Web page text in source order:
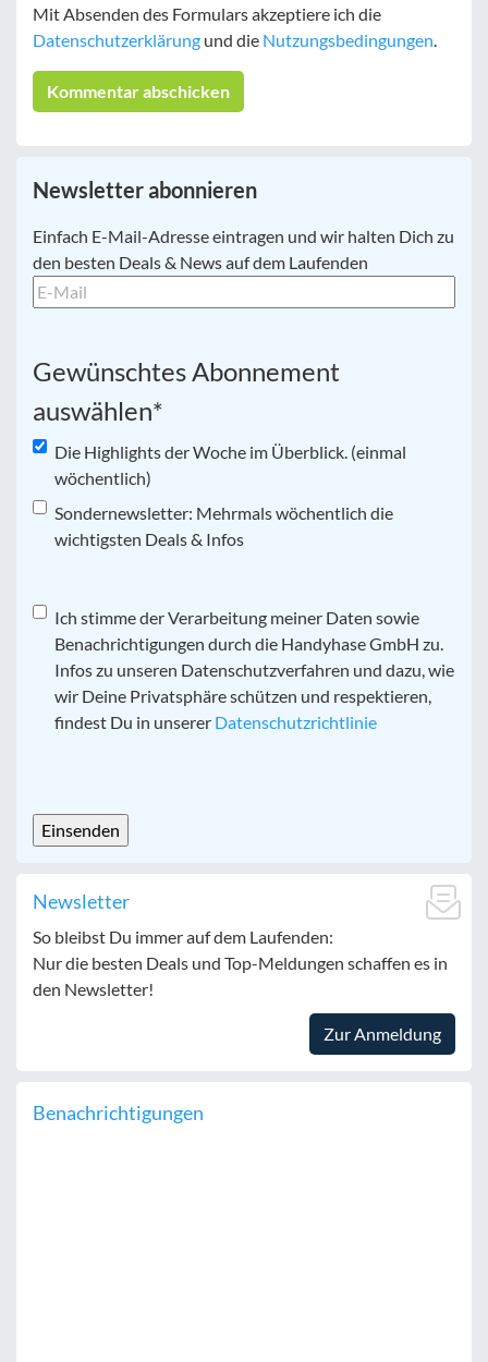
Mit Absenden des Formulars akzeptiere ich die
Datenschutzerklärung und die Nutzungsbedingungen.
Newsletter abonnieren
E-
Mail *
Einfach E-Mail-Adresse eintragen und wir halten Dich zu
den besten Deals & News auf dem Laufenden
Gewünschtes Abonnement
auswählen*
Die Highlights der Woche im Überblick. (einmal
wöchentlich)
Sondernewsletter: Mehrmals wöchentlich die
wichtigsten Deals & Infos
Datenschutz*
Ich stimme der Verarbeitung meiner Daten sowie
Benachrichtigungen durch die Handyhase GmbH zu.
Infos zu unseren Datenschutzverfahren und dazu, wie
wir Deine Privatsphäre schützen und respektieren,
findest Du in unserer Datenschutzrichtlinie
Newsletter
So bleibst Du immer auf dem Laufenden:
Nur die besten Deals und Top-Meldungen schaffen es in
den Newsletter!
Zur Anmeldung
Benachrichtigungen